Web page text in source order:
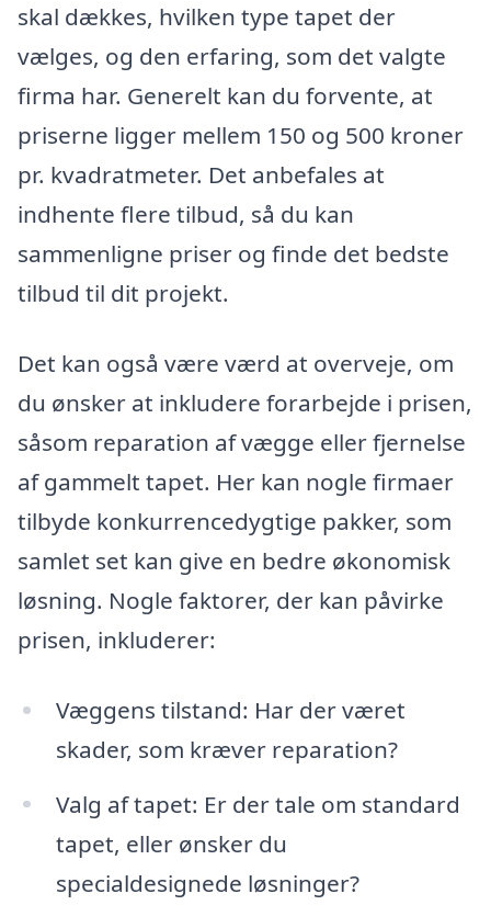
skal dækkes, hvilken type tapet der
vælges, og den erfaring, som det valgte
firma har. Generelt kan du forvente, at
priserne ligger mellem 150 og 500 kroner
pr. kvadratmeter. Det anbefales at
indhente flere tilbud, så du kan
sammenligne priser og finde det bedste
tilbud til dit projekt.
Det kan også være værd at overveje, om
du ønsker at inkludere forarbejde i prisen,
såsom reparation af vægge eller fjernelse
af gammelt tapet. Her kan nogle firmaer
tilbyde konkurrencedygtige pakker, som
samlet set kan give en bedre økonomisk
løsning. Nogle faktorer, der kan påvirke
prisen, inkluderer:
Væggens tilstand: Har der været
skader, som kræver reparation?
Valg af tapet: Er der tale om standard
tapet, eller ønsker du
specialdesignede løsninger?